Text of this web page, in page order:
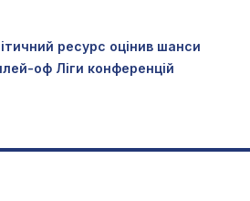
ресурс оцінив шанси
оф Ліги конференцій